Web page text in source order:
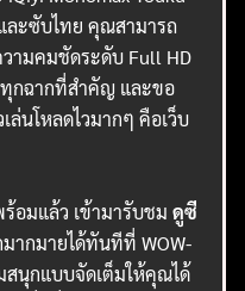
ละซับไทย คุณสามารถ
วามคมชัดระดับ Full HD
กฉากที่สำคัญ และขอ
ล่นโหลดไวมากๆ คือเว็บ
อมแล้ว เข้ามารับชมดูซี
ากมายได้ทันทีที่ WOW-
สนุกแบบจัดเต็มให้คุณได้